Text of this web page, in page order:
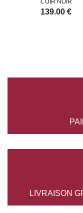
139.00 €
LIVRAISON